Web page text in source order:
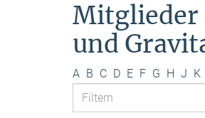
Mitglieder
und
A B C D E F G H J K